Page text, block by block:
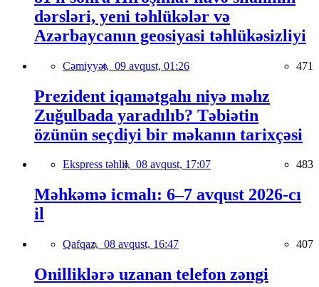
dərsləri, yeni təhlükələr və
Azərbaycanın geosiyasi təhlükəsizliyi
Cəmiyyət, 09 avqust, 01:26 471
Prezident iqamətgahı niyə məhz
Zuğulbada yaradılıb? Təbiətin
özünün seçdiyi bir məkanın tarixçəsi
Ekspress təhlil, 08 avqust, 17:07 483
Məhkəmə icmalı: 6–7 avqust 2026-cı
il
Qafqaz, 08 avqust, 16:47 407
Onilliklərə uzanan telefon zəngi